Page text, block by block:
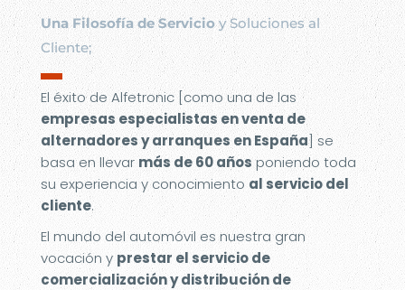
Una Filosofía de Servicioy Soluciones al
Cliente;
▬
El éxito de Alfetronic [como una de las
empresas especialistas en venta de
alternadores y arranques en España] se
basa en llevarmás de 60 añosponiendo toda
su experiencia y conocimiento al servicio del
cliente.
El mundo del automóvil es nuestra gran
vocación y prestar el servicio de
comercialización y distribución de